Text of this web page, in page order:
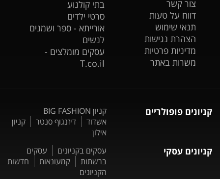
צור קשר
דווח על טעות
תנאי שימוש
הצהרת נגישות
מדיניות פרטיות
משרות באתר
בתי קולנוע
סרטי ילדים
אורייתא - ספר ושמנים
לנשים
עסקים מומלצים -
T.co.il
קניונים פופולריים
קניון BIG FASHION
אשדוד
דיזנגוף סנטר
קניון
אילון
קניונים עסקי עסקים בקניונים
עסקים
ברשתות
קמעונאות
חדשות
הקניונים